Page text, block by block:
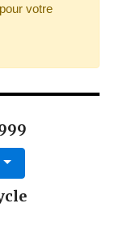
votre